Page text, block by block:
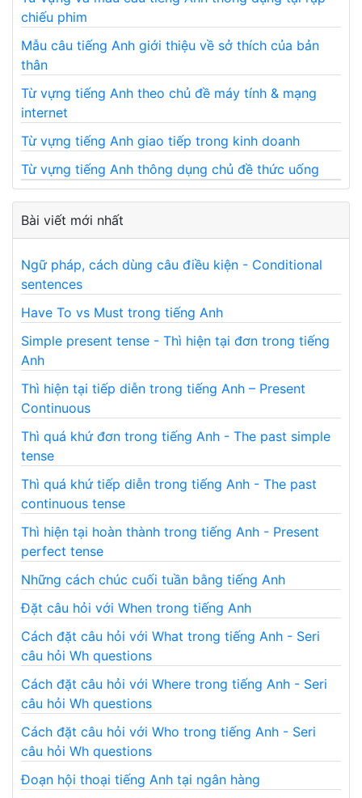
chiếu phim
Mẫu câu tiếng Anh giới thiệu về sở thích của bản
thân
Từ vựng tiếng Anh theo chủ đề máy tính & mạng
internet
Từ vựng tiếng Anh giao tiếp trong kinh doanh
Từ vựng tiếng Anh thông dụng chủ đề thức uống
Bài viết mới nhất
Ngữ pháp, cách dùng câu điều kiện - Conditional
sentences
Have To vs Must trong tiếng Anh
Simple present tense - Thì hiện tại đơn trong tiếng
Anh
Thì hiện tại tiếp diễn trong tiếng Anh – Present
Continuous
Thì quá khứ đơn trong tiếng Anh - The past simple
tense
Thì quá khứ tiếp diễn trong tiếng Anh - The past
continuous tense
Thì hiện tại hoàn thành trong tiếng Anh - Present
perfect tense
Những cách chúc cuối tuần bằng tiếng Anh
Đặt câu hỏi với When trong tiếng Anh
Cách đặt câu hỏi với What trong tiếng Anh - Seri
câu hỏi Wh questions
Cách đặt câu hỏi với Where trong tiếng Anh - Seri
câu hỏi Wh questions
Cách đặt câu hỏi với Who trong tiếng Anh - Seri
câu hỏi Wh questions
Đoạn hội thoại tiếng Anh tại ngân hàng